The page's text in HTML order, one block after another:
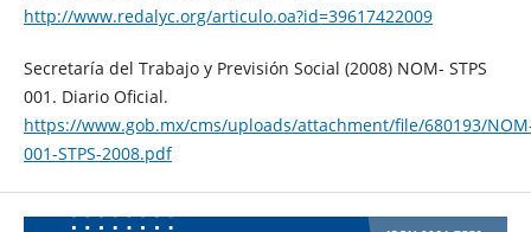
http://www.redalyc.org/articulo.oa?id=39617422009
Secretaría del Trabajo y Previsión Social (2008) NOM- STPS
001. Diario Oficial.
https://www.gob.mx/cms/uploads/attachment/file/680193/
001-STPS-2008.pdf